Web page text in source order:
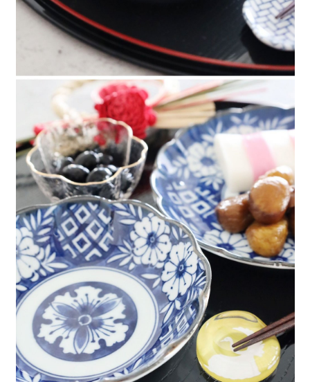
「AFTEE先享後付」，若未經同意申辦者引起之損失，本公司不負相關責
任。
４．使用「AFTEE先享後付」時，將依據個別帳號之用戶狀況，依本公司即
時審查核予不同之上限額度；若仍有額度不足之情形，本公司將視審查結果
請求用戶進行身份認證。
５．嚴禁一人註冊多個帳號或使用他人資訊註冊。若發現惡意使用之情形，
恩沛科技股份有限公司將有權停止該用戶之使用額度並採取法律行動。